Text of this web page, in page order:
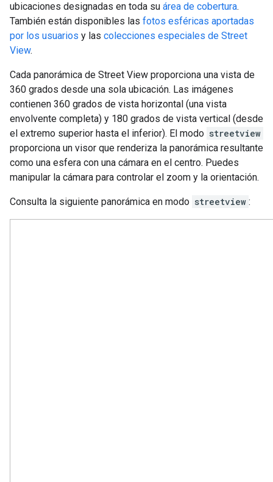
ubicaciones designadas en toda su área de cobertura.
También están disponibles las fotos esféricas aportadas
por los usuarios y las colecciones especiales de Street
View.
Cada panorámica de Street View proporciona una vista de
360 grados desde una sola ubicación. Las imágenes
contienen 360 grados de vista horizontal (una vista
envolvente completa) y 180 grados de vista vertical (desde
el extremo superior hasta el inferior). El modo streetview
proporciona un visor que renderiza la panorámica resultante
como una esfera con una cámara en el centro. Puedes
manipular la cámara para controlar el zoom y la orientación.
Consulta la siguiente panorámica en modo streetview :